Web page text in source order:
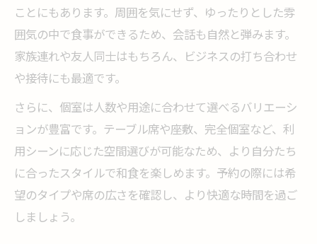
ことにもあります。周囲を気にせず、ゆったりとした雰
囲気の中で食事ができるため、会話も自然と弾みます。
家族連れや友人同士はもちろん、ビジネスの打ち合わせ
や接待にも最適です。
さらに、個室は人数や用途に合わせて選べるバリエーシ
ョンが豊富です。テーブル席や座敷、完全個室など、利
用シーンに応じた空間選びが可能なため、より自分たち
に合ったスタイルで和食を楽しめます。予約の際には希
望のタイプや席の広さを確認し、より快適な時間を過ご
しましょう。